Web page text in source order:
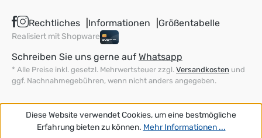
Rechtliches Informationen Größentabelle
Realisiert mit Shopware
Schreiben Sie uns gerne auf Whatsapp
* Alle Preise inkl. gesetzl. Mehrwertsteuer zzgl. Versandkosten und
ggf. Nachnahmegebühren, wenn nicht anders angegeben.
Diese Website verwendet Cookies, um eine bestmögliche
Erfahrung bieten zu können. Mehr Informationen ...